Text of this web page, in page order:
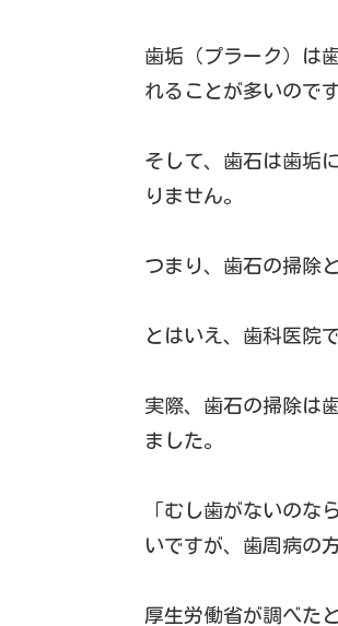
歯垢（プラーク）は
れることが多いので
そして、歯石は歯垢
りません。
つまり、歯石の掃除
とはいえ、歯科医院
実際、歯石の掃除は
ました。
「むし歯がないのな
いですが、歯周病の
厚生労働省が調べた